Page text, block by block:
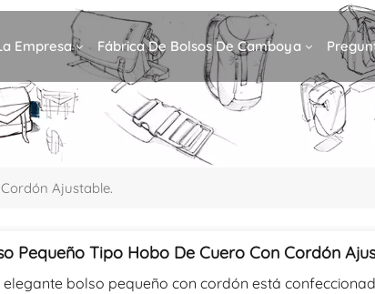
Empresa Fábrica De Bolsos De Camboya
Ajustable.
Pequeño Tipo Hobo De Cuero Con Cordón
elegante bolso pequeño con cordón está